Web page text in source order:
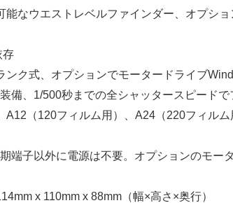
能なウエストレベルファインダー、オプシ
存
ンク式、オプションでモータードライブ
備、1/500秒までの全シャッタースピード
A12（120フィルム用）、A24（220フィル
端子以外に電源は不要。オプションのモー
x 110mm x 88mm（幅×高さ×奥行）